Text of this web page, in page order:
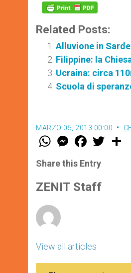
Related Posts:
Alluvione in
Filippine: la
Ucraina: circa
Scuola di
MARZO 05, 2013 00:00
W
t
s
p
p
M
e
s
e
g
e
F
a
e
b
o
k
w
Share this Entry
ZENIT Staff
View all articles